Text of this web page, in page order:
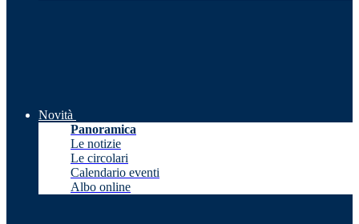
Novità
Panoramica
Le notizie
Le circolari
Calendario eventi
Albo online